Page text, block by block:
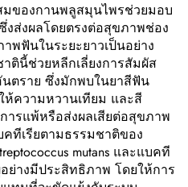
ของกานพลูสมุนไพรช่วยมอบ
ส่งผลโดยตรงต่อสุขภาพช่อง
พฟันในระยะยาวเป็นอย่าง
ตินี้ช่วยหลีกเลี่ยงการสัมผัส
นตราย ซึ่งมักพบในยาสีฟัน
ห้ความหวานเทียม และสี
ารแพ้หรือส่งผลเสียต่อสุขภาพ
ทีเรียตามธรรมชาติของ
mutans และแบคที
ย่างมีประสิทธิภาพ โดยให้การ